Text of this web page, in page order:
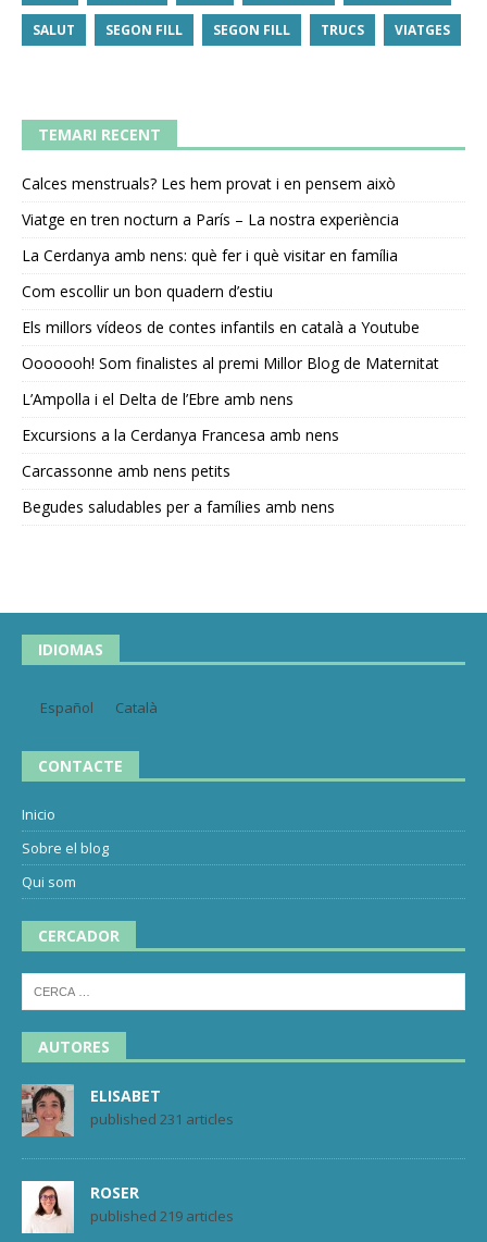
SALUT SEGON FILL SEGON FILL TRUCS VIATGES
TEMARI RECENT
Calces menstruals? Les hem provat i en pensem això
Viatge en tren nocturn a París – La nostra experiència
La Cerdanya amb nens: què fer i què visitar en família
Com escollir un bon quadern d’estiu
Els millors vídeos de contes infantils en català a Youtube
Ooooooh! Som finalistes al premi Millor Blog de Maternitat
L’Ampolla i el Delta de l’Ebre amb nens
Excursions a la Cerdanya Francesa amb nens
Carcassonne amb nens petits
Begudes saludables per a famílies amb nens
IDIOMAS
Español Català
CONTACTE
Inicio
Sobre el blog
Qui som
CERCADOR
AUTORES
ELISABET
published 231 articles
ROSER
published 219 articles